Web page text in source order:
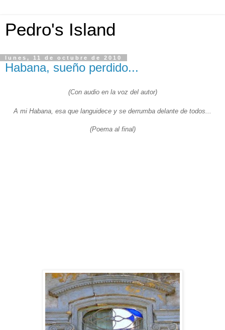
Pedro's Island
lunes, 11 de octubre de 2010
Habana, sueño perdido...
(Con audio en la voz del autor)
A mi Habana, esa que languidece y se derrumba delante de todos...
(Poema al final)